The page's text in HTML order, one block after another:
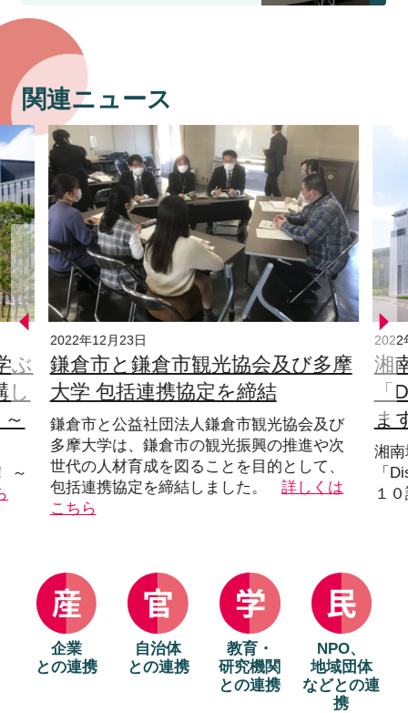
関連ニュース
ぶ
し
～
2022年12月23日
鎌倉市と鎌倉市観光協会及び多摩
大学 包括連携協定を締結
鎌倉市と公益社団法人鎌倉市観光協会及び
多摩大学は、鎌倉市の観光振興の推進や次
世代の人材育成を図ることを目的として、
包括連携協定を締結しました。
詳しくは
こちら
2022
湘
ま
湘
「
１
企業
との連携
自治体
との連携
教育・
研究機関
との連携
NPO、
地域団体
などとの連
携